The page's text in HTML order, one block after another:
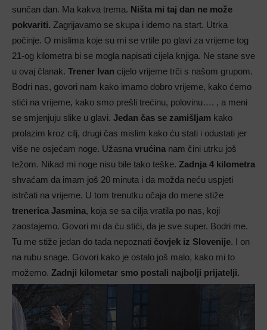
sunčan dan. Ma kakva trema. Ništa mi taj dan ne može
pokvariti. Zagrijavamo se skupa i idemo na start. Utrka
počinje. O mislima koje su mi se vrtile po glavi za vrijeme tog
21-og kilometra bi se mogla napisati cijela knjiga. Ne stane sve
u ovaj članak. Trener Ivan cijelo vrijeme trči s našom grupom.
Bodri nas, govori nam kako imamo dobro vrijeme, kako ćemo
stići na vrijeme, kako smo prešli trećinu, polovinu…. , a meni
se smjenjuju slike u glavi. Jedan čas se zamišljam kako
prolazim kroz cilj, drugi čas mislim kako ću stati i odustati jer
više ne osjećam noge. Užasna vrućina nam čini utrku još
težom. Nikad mi noge nisu bile tako teške. Zadnja 4 kilometra
shvaćam da imam još 20 minuta i da možda neću uspjeti
istrčati na vrijeme. U tom trenutku očaja do mene stiže
trenerica Jasmina, koja se sa cilja vratila po nas, koji
zaostajemo. Govori mi da ću stići, da je sve super. Bodri me.
Tu me stiže jedan do tada nepoznati čovjek iz Slovenije. I on
na rubu snage. Govori kako je ostalo još malo, kako mi to
možemo. Zadnji kilometar smo postali najbolji prijatelji.